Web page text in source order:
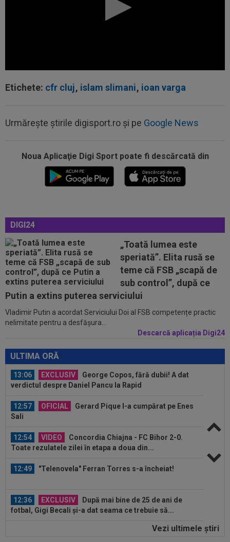
Etichete: cfr cluj, islam slimani, ioan varga
Urmărește știrile digisport.ro și pe Google News
Noua Aplicaţie Digi Sport poate fi descărcată din
DIGI24
„Toată lumea este
speriată”. Elita rusă se
teme că FSB „scapă de
sub control”, după ce
Putin a extins puterea serviciului
Vladimir Putin a acordat Serviciului Doi al FSB competențe practic
nelimitate pentru a desfășura...
Descarcă aplicația Digi24
ULTIMA ORĂ
OFICIAL
Gerard Pique l-a cumpărat pe Enes
12:54 VIDEO
Concordia Chiajna - FC Bihor 2-0.
Toate rezulatele zilei în etapa a doua din...
12:36
fotbal, Gigi Becali și-a dat seama ce trebuie să...
12:24 FOTO
AUR și BRONZ pentru România la
Campionatele Mondiale de Canotaj U19: patru...
13:23
”Nemeritat”. Mesajul postat de Steaua, după
înfrângerea cu Râmnicu Vâlcea în a...
13:21
Jose Mourinho nu se joacă! Decizia luată, după
o lună de la revenirea la Real...
13:06 EXCLUSIV
George Copos, fără dubii! A dat
verdictul despre Daniel Pancu la Rapid
12:57 OFICIAL
Gerard Pique l-a cumpărat pe Enes
Sali
12:54 VIDEO
Concordia Chiajna - FC Bihor 2-0.
Toate rezulatele zilei în etapa a doua din...
12:49 "Telenovela" Ferran Torres s-a încheiat!
12:36 EXCLUSIV
După mai bine de 25 de ani de
12:24 FOTO
AUR și BRONZ pentru România la
Campionatele Mondiale de Canotaj U19: patru...
Vezi ultimele ştiri